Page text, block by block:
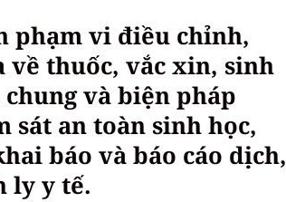
phạm vi điều chỉnh,
thuốc, vắc xin, sinh
và biện pháp
sát an toàn sinh học,
báo và báo cáo dịch,
ly y tế.